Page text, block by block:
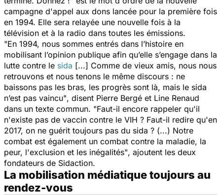
campagne d'appel aux dons lancée pour la première fois
en 1994. Elle sera relayée une nouvelle fois à la
télévision et à la radio dans toutes les émissions.
"En 1994, nous sommes entrés dans l’histoire en
mobilisant l’opinion publique afin qu’elle s’engage dans la
lutte contre le sida [...] Comme de vieux amis, nous nous
retrouvons et nous tenons le même discours : ne
baissons pas les bras, les progrès sont là, mais le sida
n’est pas vaincu", disent Pierre Bergé et Line Renaud
dans un texte commun. "Faut-il encore rappeler qu'il
n'existe pas de vaccin contre le VIH ? Faut-il redire qu'en
2017, on ne guérit toujours pas du sida ? (...) Notre
combat est également un combat contre la maladie, la
peur, l'exclusion et les inégalités", ajoutent les deux
fondateurs de Sidaction.
La mobilisation médiatique toujours au
rendez-vous